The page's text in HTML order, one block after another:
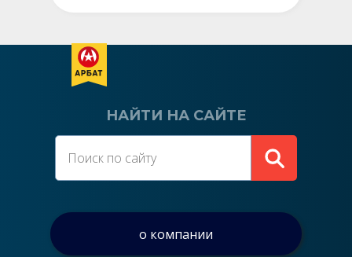
о компании
НАЙТИ НА САЙТЕ